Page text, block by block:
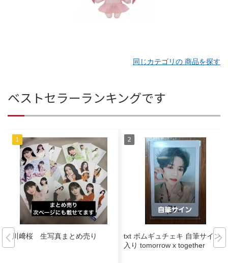
同じカテゴリの 商品を探す
ベストセラーランキングです
川﨑桜 生写真まとめ売り
txt ボムギュチェキ 自筆サイン
入り tomorrow x together